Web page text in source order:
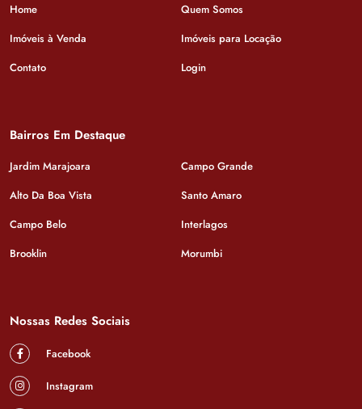
Home
Quem Somos
Imóveis à Venda
Imóveis para Locação
Contato
Login
Bairros Em Destaque
Jardim Marajoara
Campo Grande
Alto Da Boa Vista
Santo Amaro
Campo Belo
Interlagos
Brooklin
Morumbi
Nossas Redes Sociais
Facebook
Instagram